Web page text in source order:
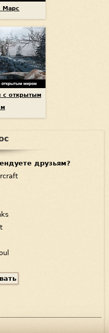
Марс
с открытым
друзьям?